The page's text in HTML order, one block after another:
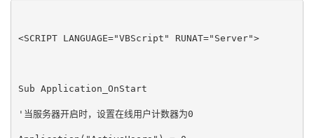
<SCRIPT LANGUAGE="VBScript" RUNAT="Server">
Sub Application_OnStart
'当服务器开启时，设置在线用户计数器为0